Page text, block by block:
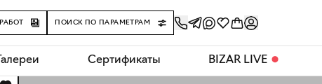
ПОИСК ПО ПАРАМЕТРАМ
Галереи Сертификаты BIZAR LIVE ⬤